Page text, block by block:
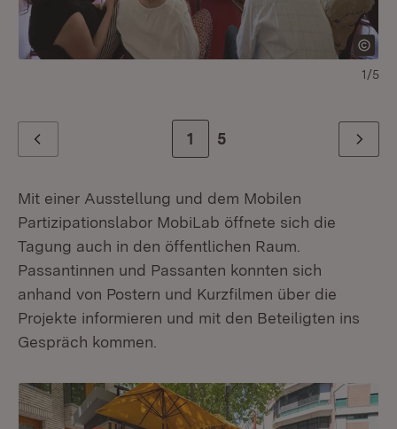
1/5
Zur Seite
1 Zur letzten Seite
5 Weiter
Mit einer Ausstellung und dem Mobilen
Partizipationslabor MobiLab öffnete sich die
Tagung auch in den öffentlichen Raum.
Passantinnen und Passanten konnten sich
anhand von Postern und Kurzfilmen über die
Projekte informieren und mit den Beteiligten ins
Gespräch kommen.